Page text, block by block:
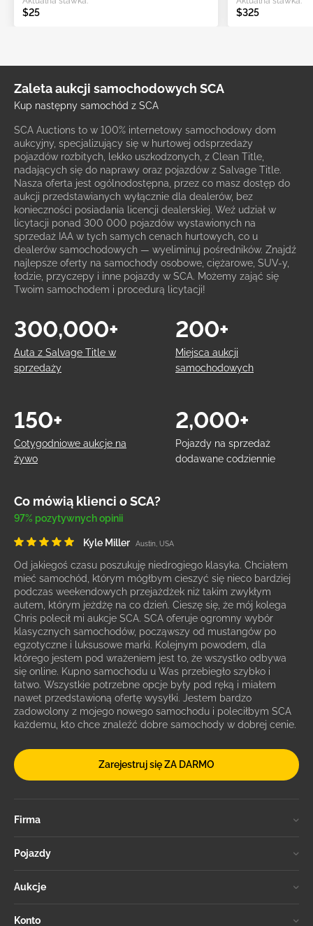
$25 $325
Zaleta aukcji samochodowych SCA
Kup następny samochód z SCA
SCA Auctions to w 100% internetowy samochodowy dom
aukcyjny, specjalizujący się w hurtowej odsprzedaży
pojazdów rozbitych, lekko uszkodzonych, z Clean Title,
nadających się do naprawy oraz pojazdów z Salvage Title.
Nasza oferta jest ogólnodostępna, przez co masz dostęp do
aukcji przedstawianych wyłącznie dla dealerów, bez
konieczności posiadania licencji dealerskiej. Weź udział w
licytacji ponad 300 000 pojazdów wystawionych na
sprzedaż IAA w tych samych cenach hurtowych, co u
dealerów samochodowych — wyeliminuj pośredników. Znajdź
najlepsze oferty na samochody osobowe, ciężarowe, SUV-y,
łodzie, przyczepy i inne pojazdy w SCA. Możemy zająć się
Twoim samochodem i procedurą licytacji!
Auta z Salvage Title w
sprzedaży
300,000+
Miejsca aukcji
samochodowych
200+
Cotygodniowe aukcje na
żywo
150+
Pojazdy na sprzedaż
dodawane codziennie
2,000+
Co mówią klienci o SCA?
97% pozytywnych opinii
Kyle Miller Austin, USA
Od jakiegoś czasu poszukuję niedrogiego klasyka. Chciałem
mieć samochód, którym mógłbym cieszyć się nieco bardziej
podczas weekendowych przejażdżek niż takim zwykłym
autem, którym jeżdżę na co dzień. Cieszę się, że mój kolega
Chris polecił mi aukcje SCA. SCA oferuje ogromny wybór
klasycznych samochodów, począwszy od mustangów po
egzotyczne i luksusowe marki. Kolejnym powodem, dla
którego jestem pod wrażeniem jest to, że wszystko odbywa
się online. Kupno samochodu u Was przebiegło szybko i
łatwo. Wszystkie potrzebne opcje były pod ręką i miałem
nawet przedstawioną ofertę wysyłki. Jestem bardzo
zadowolony z mojego nowego samochodu i poleciłbym SCA
każdemu, kto chce znaleźć dobre samochody w dobrej cenie.
Zarejestruj się ZA DARMO
Firma
Pojazdy
Aukcje
Konto